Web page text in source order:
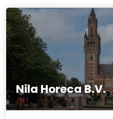
Nila Horeca B.V.